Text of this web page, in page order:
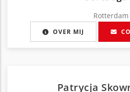
Rotterdam
OVER MIJ
Patrycja